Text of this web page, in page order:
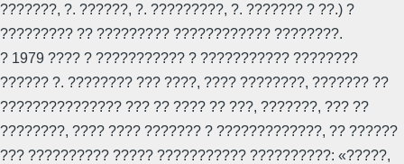
???????, ?. ??????, ?. ?????????, ?. ??????? ? ??.) ?
????????? ?? ????????? ???????????? ????????.
? 1979 ???? ? ??????????? ? ??????????? ????????
?????? ?. ???????? ??? ????, ???? ????????, ??????? ??
??????????????? ??? ?? ???? ?? ???, ???????, ??? ??
????????, ???? ???? ??????? ? ?????????????, ?? ??????
??? ?????????? ????? ??????????? ??????????: «?????,